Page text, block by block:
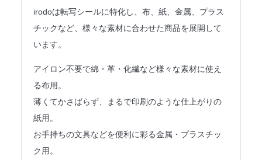
法人のみなさまへ
SHARE ME!
irodoは転写シールに特化し、布、紙、金属、プラス
チックなど、様々な素材に合わせた商品を展開して
います。
アイロン不要で綿・革・化繊など様々な素材に使え
る布用。
薄くてかさばらず、まるで印刷のような仕上がりの
紙用。
お手持ちの文具などを便利に彩る金属・プラスチッ
ク用。